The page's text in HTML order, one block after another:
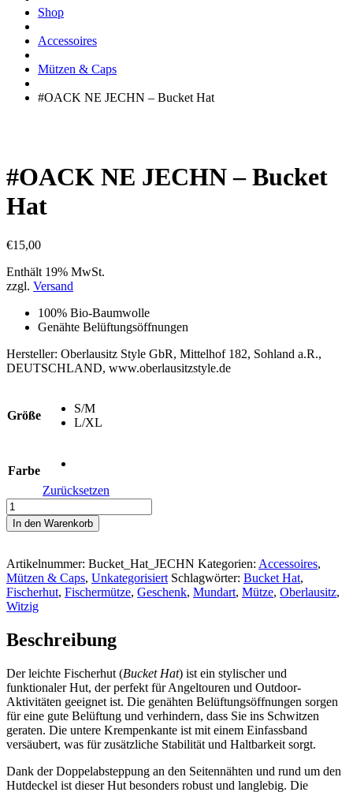
|
Oberlausitz
Regional
einkaufen
Shop
Accessoires
Mützen & Caps
#OACK NE JECHN – Bucket Hat
#OACK NE JECHN – Bucket
Hat
€15,00
Enthält 19% MwSt.
zzgl. Versand
100% Bio-Baumwolle
Genähte Belüftungsöffnungen
Hersteller: Oberlausitz Style GbR, Mittelhof 182, Sohland a.R.,
DEUTSCHLAND, www.oberlausitzstyle.de
Größe
S/M
L/XL
Farbe
Zurücksetzen
#OACK
NE
JECHN
Bucket
Hat
Menge
In den Warenkorb
Artikelnummer: Bucket_Hat_JECHN Kategorien: Accessoires,
Mützen & Caps, Unkategorisiert Schlagwörter: Bucket Hat,
Fischerhut, Fischermütze, Geschenk, Mundart, Mütze, Oberlausitz,
Witzig
Beschreibung
Der leichte Fischerhut (Bucket Hat) ist ein stylischer und
funktionaler Hut, der perfekt für Angeltouren und Outdoor-
Aktivitäten geeignet ist. Die genähten Belüftungsöffnungen sorgen
für eine gute Belüftung und verhindern, dass Sie ins Schwitzen
geraten. Die untere Krempenkante ist mit einem Einfassband
versäubert, was für zusätzliche Stabilität und Haltbarkeit sorgt.
Dank der Doppelabsteppung an den Seitennähten und rund um den
Hutdeckel ist dieser Hut besonders robust und langlebig. Die